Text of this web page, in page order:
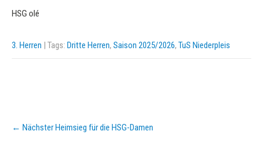
HSG olé
3. Herren | Tags: Dritte Herren, Saison 2025/2026, TuS Niederpleis
Post
navigation
← Nächster Heimsieg für die HSG-Damen